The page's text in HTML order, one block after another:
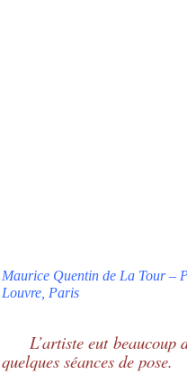
Maurice Quentin de La Tour –
Louvre, Paris
L’artiste eut beaucoup
quelques séances de pose.